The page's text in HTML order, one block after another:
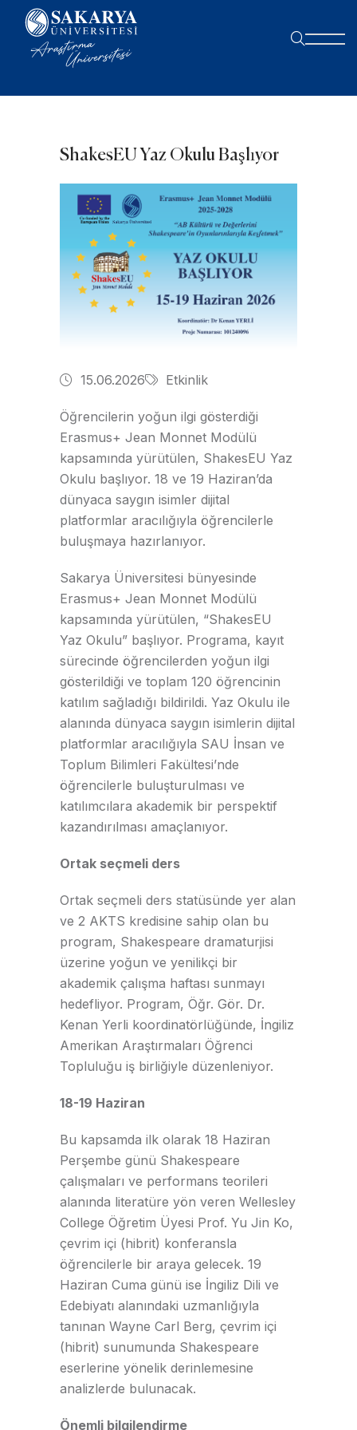
ShakesEU Yaz Okulu Başlıyor
15.06.2026 Etkinlik
Öğrencilerin yoğun ilgi gösterdiği
Erasmus+ Jean Monnet Modülü
kapsamında yürütülen, ShakesEU Yaz
Okulu başlıyor. 18 ve 19 Haziran’da
dünyaca saygın isimler dijital
platformlar aracılığıyla öğrencilerle
buluşmaya hazırlanıyor.
Sakarya Üniversitesi bünyesinde
Erasmus+ Jean Monnet Modülü
kapsamında yürütülen, “ShakesEU
Yaz Okulu” başlıyor. Programa, kayıt
sürecinde öğrencilerden yoğun ilgi
gösterildiği ve toplam 120 öğrencinin
katılım sağladığı bildirildi. Yaz Okulu ile
alanında dünyaca saygın isimlerin dijital
platformlar aracılığıyla SAU İnsan ve
Toplum Bilimleri Fakültesi’nde
öğrencilerle buluşturulması ve
katılımcılara akademik bir perspektif
kazandırılması amaçlanıyor.
Ortak seçmeli ders
Ortak seçmeli ders statüsünde yer alan
ve 2 AKTS kredisine sahip olan bu
program, Shakespeare dramaturjisi
üzerine yoğun ve yenilikçi bir
akademik çalışma haftası sunmayı
hedefliyor. Program, Öğr. Gör. Dr.
Kenan Yerli koordinatörlüğünde, İngiliz
Amerikan Araştırmaları Öğrenci
Topluluğu iş birliğiyle düzenleniyor.
18-19 Haziran
Bu kapsamda ilk olarak 18 Haziran
Perşembe günü Shakespeare
çalışmaları ve performans teorileri
alanında literatüre yön veren Wellesley
College Öğretim Üyesi Prof. Yu Jin Ko,
çevrim içi (hibrit) konferansla
öğrencilerle bir araya gelecek. 19
Haziran Cuma günü ise İngiliz Dili ve
Edebiyatı alanındaki uzmanlığıyla
tanınan Wayne Carl Berg, çevrim içi
(hibrit) sunumunda Shakespeare
eserlerine yönelik derinlemesine
analizlerde bulunacak.
Önemli bilgilendirme